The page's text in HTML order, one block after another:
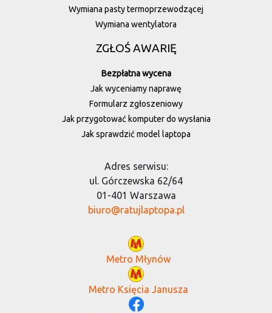
Wymiana pasty termoprzewodzącej
Wymiana wentylatora
ZGŁOŚ AWARIĘ
Bezpłatna wycena
Jak wyceniamy naprawę
Formularz zgłoszeniowy
Jak przygotować komputer do wysłania
Jak sprawdzić model laptopa
Adres serwisu:
ul. Górczewska 62/64
01-401 Warszawa
biuro@ratujlaptopa.pl
Metro Młynów
Metro Księcia Janusza